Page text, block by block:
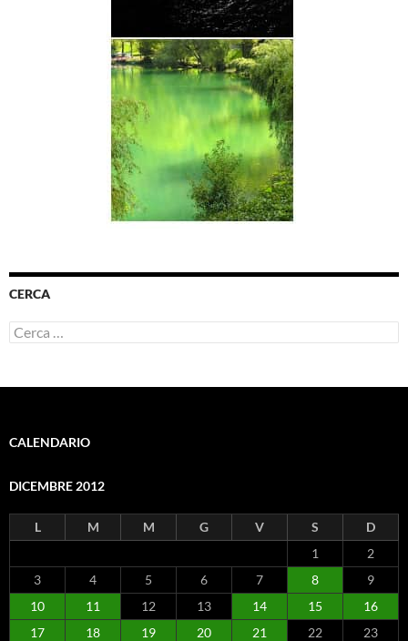
CERCA
Ricerca
per:
CALENDARIO
DICEMBRE 2012
L M M G V S
D
1
2
3
4 5 6 7 8
9
10
11 12 13 14 15
16
17
18 19 20 21 22
23